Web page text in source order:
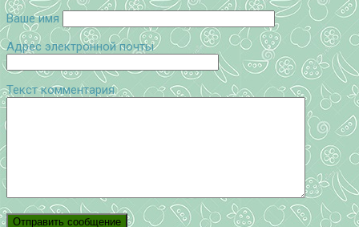
Ваше имя
Адрес электронной почты
Текст комментария